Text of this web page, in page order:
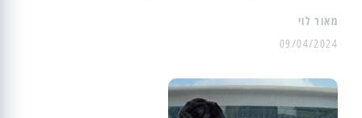
מאור לוי
09/04/2024